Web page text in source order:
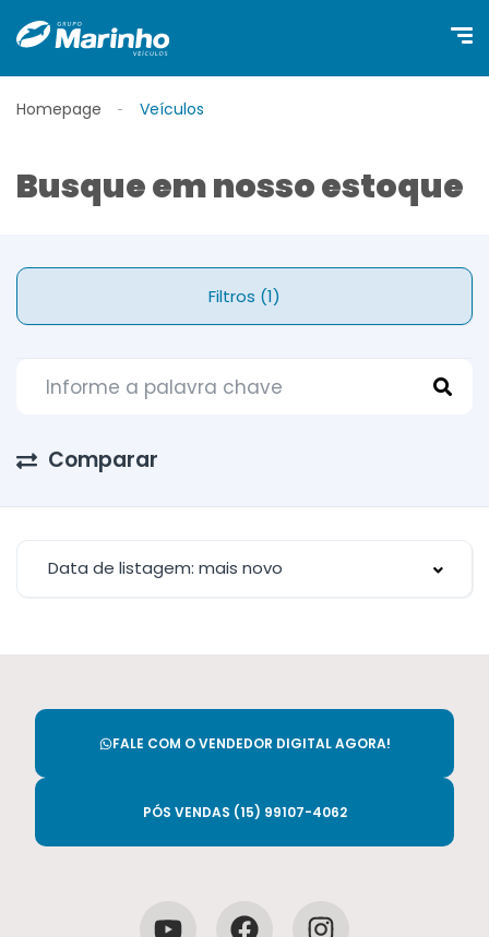
Homepage Veículos
Busque em nosso estoque
Filtros (1)
Comparar
Data de listagem: mais novo
FALE COM O VENDEDOR DIGITAL AGORA!
PÓS VENDAS (15) 99107-4062